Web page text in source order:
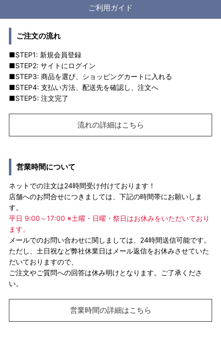
ご利用ガイド
ご注文の流れ
■STEP1: 新規会員登録
■STEP2: サイトにログイン
■STEP3: 商品を選び、ショッピングカートに入れる
■STEP4: 支払い方法、配送先を確認し、注文へ
■STEP5: 注文完了
流れの詳細はこちら
営業時間について
ネットでの注文は24時間受け付けております！
店舗へのお問合せにつきましては、下記の時間帯にお願いしま
す。
平日 9:00～17:00 ※土曜・日曜・祭日はお休みをいただいており
ます。
メールでのお問い合わせに関しましては、24時間送信可能です。
ただし、土日祝など弊社休業日はメール返信をお休みさせていた
だいておりますので、
ご注文やご質問への回答は休み明けとなります。ご了承くださ
い。
営業時間の詳細はこちら